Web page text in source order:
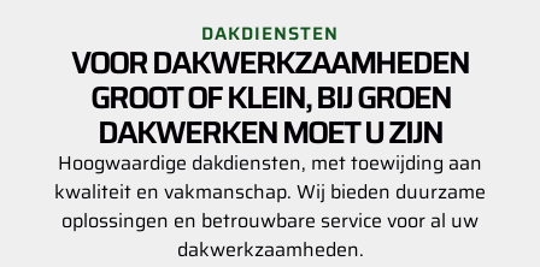
DAKDIENSTEN
VOOR DAKWERKZAAMHEDEN
GROOT OF KLEIN, BIJ GROEN
DAKWERKEN MOET U ZIJN
Hoogwaardige dakdiensten, met toewijding aan
kwaliteit en vakmanschap. Wij bieden duurzame
oplossingen en betrouwbare service voor al uw
dakwerkzaamheden.